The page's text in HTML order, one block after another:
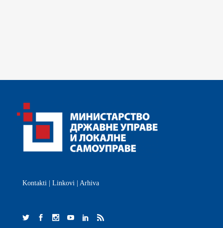
Kontakti Linkovi Arhiva